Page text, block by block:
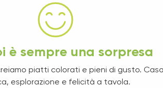
è sempre una sorpresa
piatti colorati e pieni di gusto.
esplorazione e felicità a tavola.